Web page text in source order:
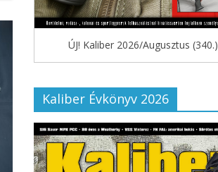
ÚJ! Kaliber 2026/Augusztus (340.)
Kaliber Évkönyv 2026